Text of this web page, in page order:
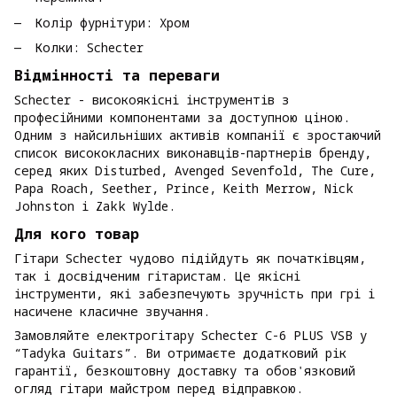
Колір фурнітури: Хром
Колки: Schecter
Відмінності та переваги
Schecter - високоякісні інструментів з
професійними компонентами за доступною ціною.
Одним з найсильніших активів компанії є зростаючий
список висококласних виконавців-партнерів бренду,
серед яких Disturbed, Avenged Sevenfold, The Cure,
Papa Roach, Seether, Prince, Keith Merrow, Nick
Johnston і Zakk Wylde.
Для кого товар
Гітари Schecter чудово підійдуть як початківцям,
так і досвідченим гітаристам. Це якісні
інструменти, які забезпечують зручність при грі і
насичене класичне звучання.
Замовляйте електрогітару Schecter C-6 PLUS VSB у
“Tadyka Guitars”. Ви отримаєте додатковий рік
гарантії, безкоштовну доставку та обов'язковий
огляд гітари майстром перед відправкою.